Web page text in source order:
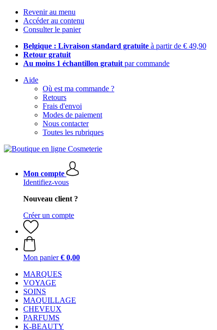
Revenir au menu
Accéder au contenu
Consulter le panier
Belgique : Livraison standard gratuite à partir de € 49,90
Retour gratuit
Au moins 1 échantillon gratuit par commande
Aide
Où est ma commande ?
Retours
Frais d'envoi
Modes de paiement
Nous contacter
Toutes les rubriques
Mon compte
Identifiez-vous
Nouveau client ?
Créer un compte
Mon panier € 0,00
MARQUES
VOYAGE
SOINS
MAQUILLAGE
CHEVEUX
PARFUMS
K-BEAUTY